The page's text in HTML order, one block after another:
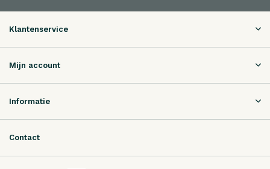
Klantenservice
Mijn account
Informatie
Contact